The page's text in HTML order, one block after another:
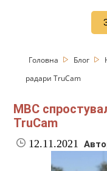
Головна Блог
радари TruCam
МВС
TruCam
12.11.2021